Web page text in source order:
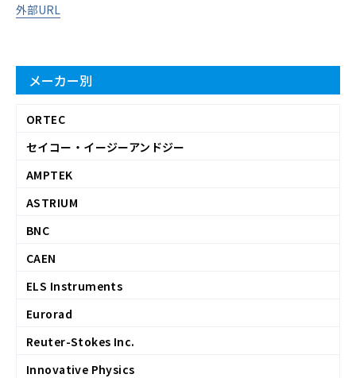
外部URL
メーカー別
ORTEC
セイコー・イージーアンドジー
AMPTEK
ASTRIUM
BNC
CAEN
ELS Instruments
Eurorad
Reuter-Stokes Inc.
Innovative Physics